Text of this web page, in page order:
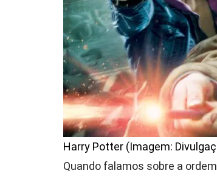
Harry Potter (Imagem:
Quando falamos sobre a